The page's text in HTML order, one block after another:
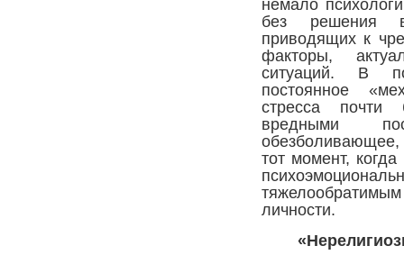
немало
без решения
приводящих к
факторы,
ситуаций. В
постоянное
стресса почти
вредными
тот момент,
личности.